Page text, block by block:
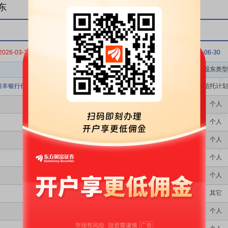
03-31 2025-12-31 2025-09-30 2025-06-30
股东类型
银行信托组合投资项目1702期 信托计划
个人
个人
个人
个人
个人
其它
个人